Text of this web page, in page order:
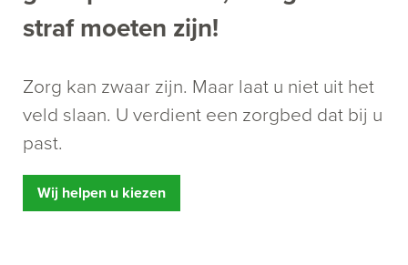
straf moeten zijn!
Zorg kan zwaar zijn. Maar laat u niet uit het
veld slaan. U verdient een zorgbed dat bij u
past.
Wij helpen u kiezen